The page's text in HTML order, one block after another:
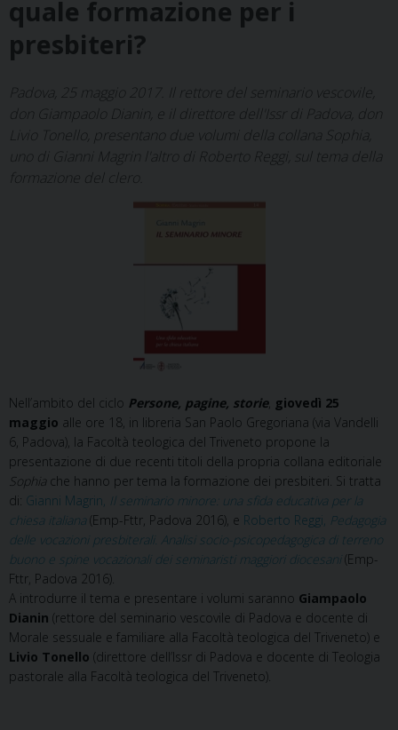
quale formazione per i
presbiteri?
Padova, 25 maggio 2017. Il rettore del seminario vescovile,
don Giampaolo Dianin, e il direttore dell'Issr di Padova, don
Livio Tonello, presentano due volumi della collana Sophia,
uno di Gianni Magrin l'altro di Roberto Reggi, sul tema della
formazione del clero.
Nell’ambito del ciclo Persone, pagine, storie, giovedì 25
maggio alle ore 18, in libreria San Paolo Gregoriana (via Vandelli
6, Padova), la Facoltà teologica del Triveneto propone la
presentazione di due recenti titoli della propria collana editoriale
Sophia che hanno per tema la formazione dei presbiteri. Si tratta
di: Gianni Magrin, Il seminario minore: una sfida educativa per la
chiesa italiana (Emp-Fttr, Padova 2016), e Roberto Reggi, Pedagogia
delle vocazioni presbiterali. Analisi socio-psicopedagogica di terreno
buono e spine vocazionali dei seminaristi maggiori diocesani (Emp-
Fttr, Padova 2016).
A introdurre il tema e presentare i volumi saranno Giampaolo
Dianin (rettore del seminario vescovile di Padova e docente di
Morale sessuale e familiare alla Facoltà teologica del Triveneto) e
Livio Tonello (direttore dell’Issr di Padova e docente di Teologia
pastorale alla Facoltà teologica del Triveneto).